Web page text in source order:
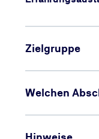
Zielgruppe
Welchen